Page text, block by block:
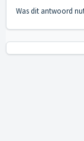
Was dit antwoord